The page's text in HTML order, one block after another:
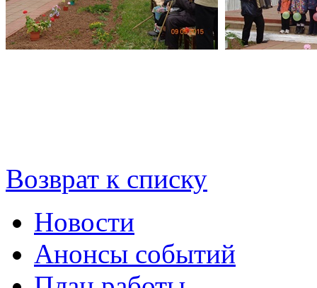
Возврат к списку
Новости
Анонсы событий